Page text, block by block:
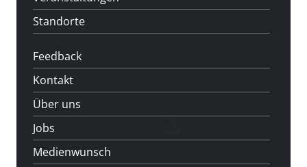
Standorte
Feedback
Kontakt
Über uns
Jobs
Medienwunsch